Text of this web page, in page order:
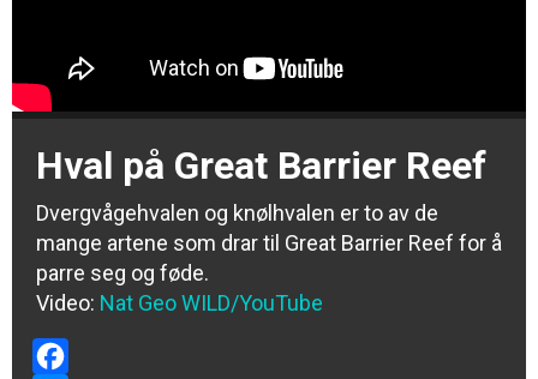
Hval på Great Barrier Reef
Dvergvågehvalen og knølhvalen er to av de
mange artene som drar til Great Barrier Reef for å
parre seg og føde.
Video: Nat Geo WILD/YouTube